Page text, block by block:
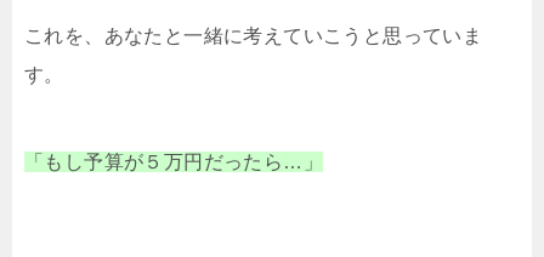
これを、あなたと一緒に考えていこうと思っていま
す。
「もし予算が５万円だったら…」